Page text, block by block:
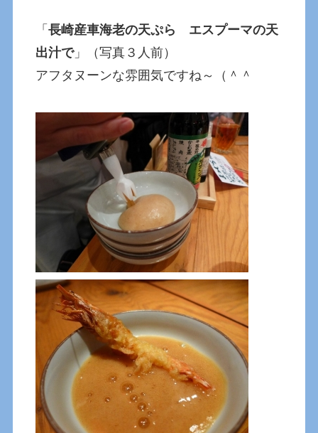
「長崎産車海老の天ぷら エスプーマの天
出汁で」（写真３人前）
アフタヌーンな雰囲気ですね～（＾＾